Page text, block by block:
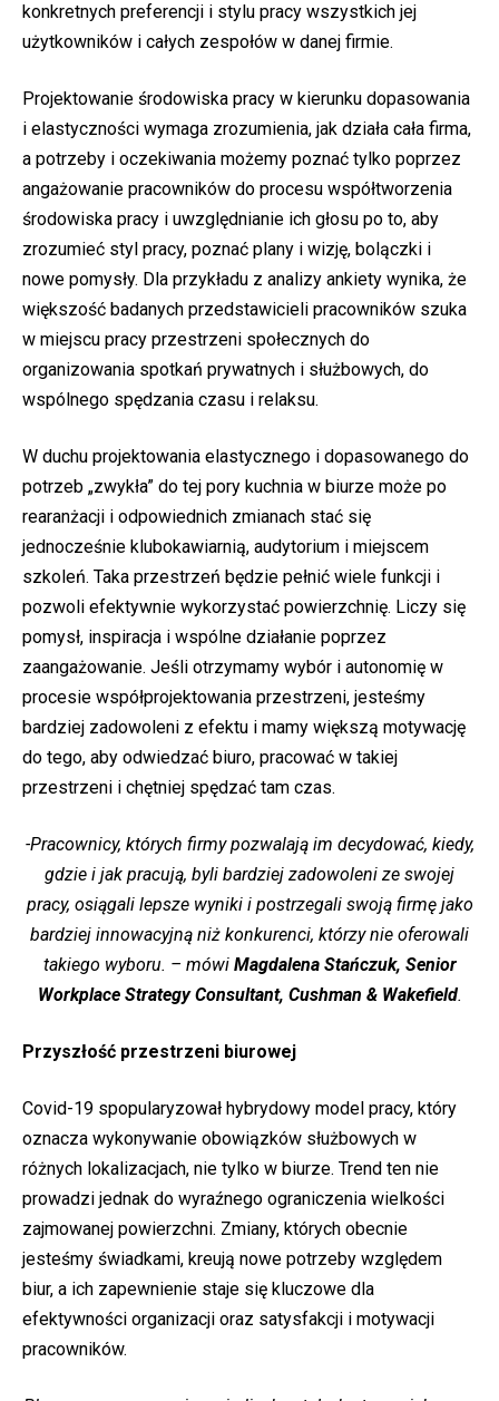
konkretnych preferencji i stylu pracy wszystkich jej
użytkowników i całych zespołów w danej firmie.
Projektowanie środowiska pracy w kierunku dopasowania
i elastyczności wymaga zrozumienia, jak działa cała firma,
a potrzeby i oczekiwania możemy poznać tylko poprzez
angażowanie pracowników do procesu współtworzenia
środowiska pracy i uwzględnianie ich głosu po to, aby
zrozumieć styl pracy, poznać plany i wizję, bolączki i
nowe pomysły. Dla przykładu z analizy ankiety wynika, że
większość badanych przedstawicieli pracowników szuka
w miejscu pracy przestrzeni społecznych do
organizowania spotkań prywatnych i służbowych, do
wspólnego spędzania czasu i relaksu.
W duchu projektowania elastycznego i dopasowanego do
potrzeb „zwykła” do tej pory kuchnia w biurze może po
rearanżacji i odpowiednich zmianach stać się
jednocześnie klubokawiarnią, audytorium i miejscem
szkoleń. Taka przestrzeń będzie pełnić wiele funkcji i
pozwoli efektywnie wykorzystać powierzchnię. Liczy się
pomysł, inspiracja i wspólne działanie poprzez
zaangażowanie. Jeśli otrzymamy wybór i autonomię w
procesie współprojektowania przestrzeni, jesteśmy
bardziej zadowoleni z efektu i mamy większą motywację
do tego, aby odwiedzać biuro, pracować w takiej
przestrzeni i chętniej spędzać tam czas.
-Pracownicy, których firmy pozwalają im decydować, kiedy,
gdzie i jak pracują, byli bardziej zadowoleni ze swojej
pracy, osiągali lepsze wyniki i postrzegali swoją firmę jako
bardziej innowacyjną niż konkurenci, którzy nie oferowali
takiego wyboru. – mówi Magdalena Stańczuk, Senior
Workplace Strategy Consultant, Cushman & Wakefield.
Przyszłość przestrzeni biurowej
Covid-19 spopularyzował hybrydowy model pracy, który
oznacza wykonywanie obowiązków służbowych w
różnych lokalizacjach, nie tylko w biurze. Trend ten nie
prowadzi jednak do wyraźnego ograniczenia wielkości
zajmowanej powierzchni. Zmiany, których obecnie
jesteśmy świadkami, kreują nowe potrzeby względem
biur, a ich zapewnienie staje się kluczowe dla
efektywności organizacji oraz satysfakcji i motywacji
pracowników.